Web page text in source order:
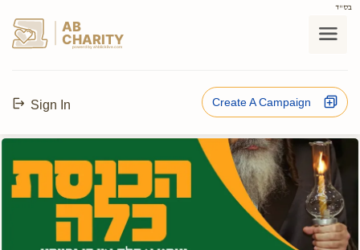
בס"ד
AB
CHARITY
powerd by ahblicklive.com
Sign In Create A Campaign